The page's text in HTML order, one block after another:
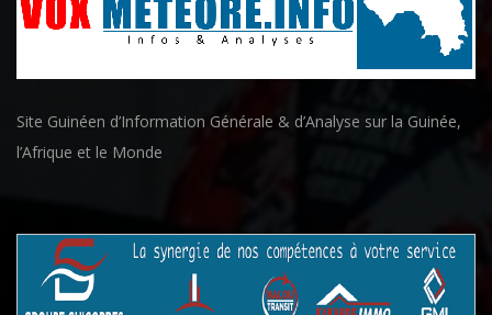
Site Guinéen d’Information Générale & d’Analyse sur la Guinée,
l’Afrique et le Monde